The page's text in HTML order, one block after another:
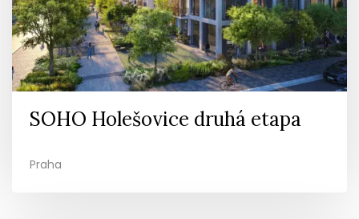
SOHO Holešovice druhá etapa
Praha